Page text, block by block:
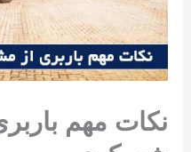
نکات مهم